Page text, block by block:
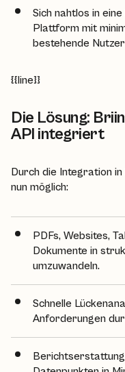
Sich nahtlos in
Plattform mit
bestehende
{{line}}
Die Lösung:
API integriert
Durch die Integration
nun möglich:
PDFs, Websites,
Dokumente in
umzuwandeln.
Schnelle
Anforderungen